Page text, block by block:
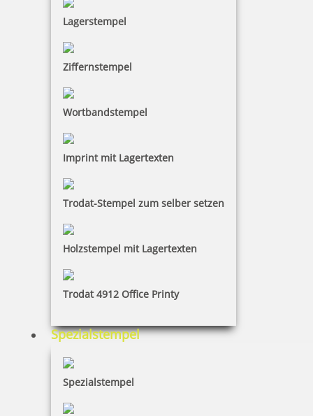
Lagerstempel
Ziffernstempel
Wortbandstempel
Imprint mit Lagertexten
Trodat-Stempel zum selber setzen
Holzstempel mit Lagertexten
Trodat 4912 Office Printy
Spezialstempel
Spezialstempel